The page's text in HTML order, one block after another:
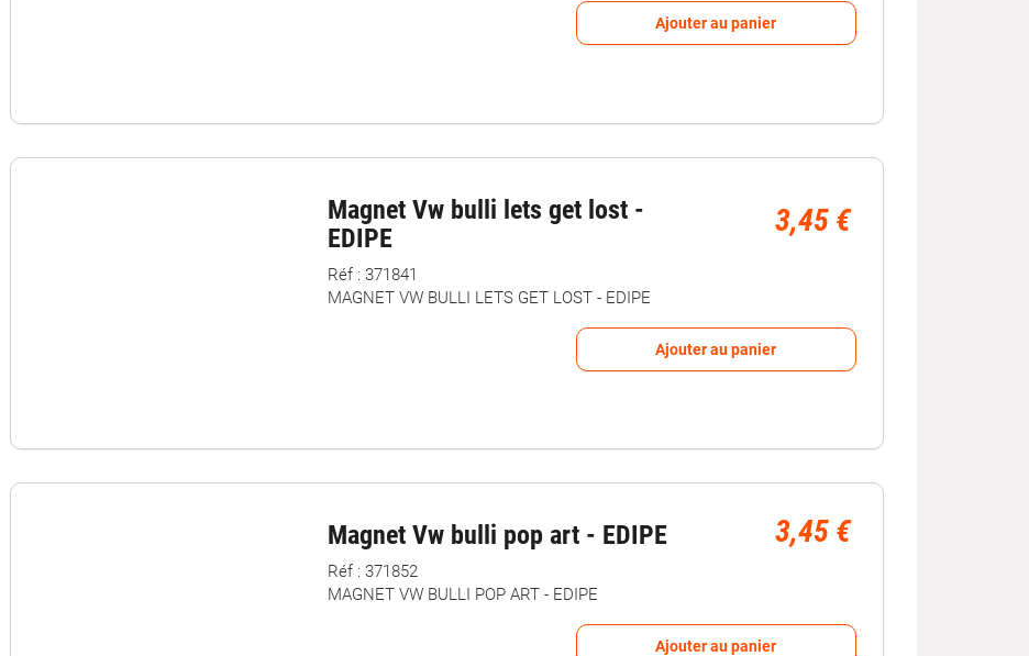
Ajouter au panier
Magnet Vw bulli lets get lost -
EDIPE
3,45 €
Réf : 371841
MAGNET VW BULLI LETS GET LOST - EDIPE
Ajouter au panier
Magnet Vw bulli pop art - EDIPE 3,45 €
Réf : 371852
MAGNET VW BULLI POP ART - EDIPE
Ajouter au panier